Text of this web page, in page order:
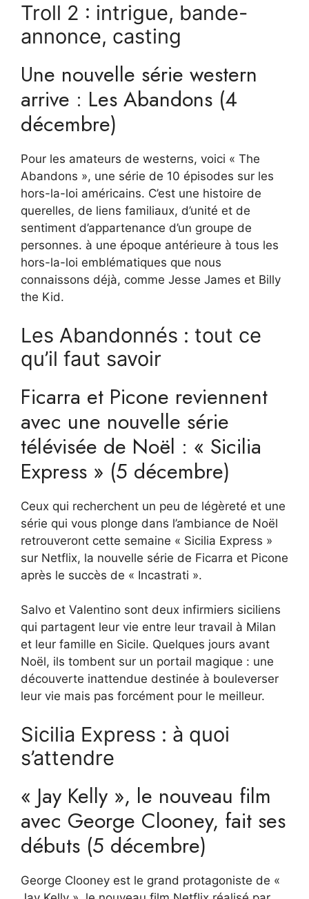
Troll 2 : intrigue, bande-
annonce, casting
Une nouvelle série western
arrive : Les Abandons (4
décembre)
Pour les amateurs de westerns, voici « The
Abandons », une série de 10 épisodes sur les
hors-la-loi américains. C’est une histoire de
querelles, de liens familiaux, d’unité et de
sentiment d’appartenance d’un groupe de
personnes. à une époque antérieure à tous les
hors-la-loi emblématiques que nous
connaissons déjà, comme Jesse James et Billy
the Kid.
Les Abandonnés : tout ce
qu’il faut savoir
Ficarra et Picone reviennent
avec une nouvelle série
télévisée de Noël : « Sicilia
Express » (5 décembre)
Ceux qui recherchent un peu de légèreté et une
série qui vous plonge dans l’ambiance de Noël
retrouveront cette semaine « Sicilia Express »
sur Netflix, la nouvelle série de Ficarra et Picone
après le succès de « Incastrati ».
Salvo et Valentino sont deux infirmiers siciliens
qui partagent leur vie entre leur travail à Milan
et leur famille en Sicile. Quelques jours avant
Noël, ils tombent sur un portail magique : une
découverte inattendue destinée à bouleverser
leur vie mais pas forcément pour le meilleur.
Sicilia Express : à quoi
s’attendre
« Jay Kelly », le nouveau film
avec George Clooney, fait ses
débuts (5 décembre)
George Clooney est le grand protagoniste de «